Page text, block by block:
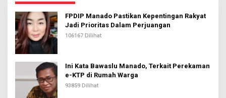
FPDIP Manado Pastikan Kepentingan Rakyat
Jadi Prioritas Dalam Perjuangan
106167 Dilihat
Ini Kata Bawaslu Manado, Terkait Perekaman
e-KTP di Rumah Warga
93859 Dilihat